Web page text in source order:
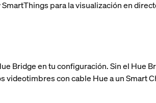
para la visualización en
Bridge en tu configuración. Sin el Hue
con cable Hue a un Smart